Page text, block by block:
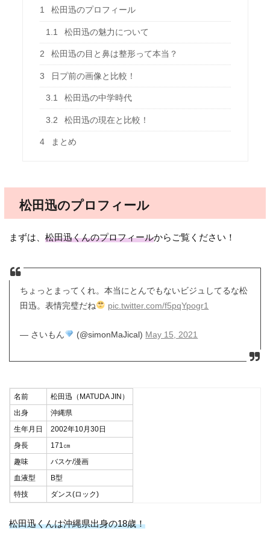
1 松田迅のプロフィール
1.1 松田迅の魅力について
2 松田迅の目と鼻は整形って本当？
3 日プ前の画像と比較！
3.1 松田迅の中学時代
3.2 松田迅の現在と比較！
4 まとめ
松田迅のプロフィール
まずは、松田迅くんのプロフィールからご覧ください！
ちょっとまってくれ。本当にとんでもないビジュしてるな松
田迅。表情完璧だね
pic.twitter.com/f5pqYpogr1
— さいもん (@simonMaJical) May 15, 2021
名前
松田迅（MATUDA JIN）
出身
沖縄県
生年月日
2002年10月30日
身長
171㎝
趣味
バスケ/漫画
血液型
B型
特技
ダンス(ロック)
松田迅くんは沖縄県出身の18歳！